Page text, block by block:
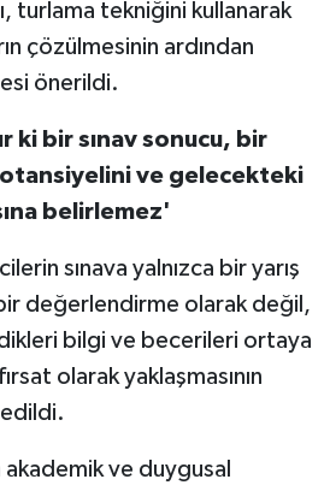
turlama tekniğini kullanarak
çözülmesinin ardından
önerildi.
ki bir sınav sonucu, bir
ve gelecekteki
belirlemez'
sınava yalnızca bir yarış
değerlendirme olarak değil,
bilgi ve becerileri ortaya
olarak yaklaşmasının
ve duygusal